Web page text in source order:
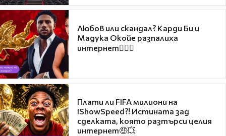
Любов или скандал? Карди Би и
Мадука Окойе разпалиха
интернет❤️‍🔥🔥
Плати ли FIFA милиони на
IShowSpeed?! Истината зад
сделката, която разтърси целия
интернет🤑💥